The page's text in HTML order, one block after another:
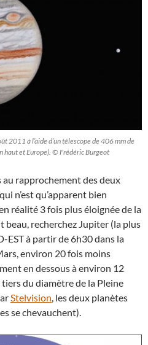
2011 à l’aide d’un télescope de 406 mm de
haut et Europe). © Frédéric Burgeot
rapprochement des deux
n’est qu’apparent bien
réalité 3 fois plus éloignée de la
beau, recherchez Jupiter (la plus
EST à partir de 6h30 dans la
environ 20 fois moins
en dessous à environ 12
tiers du diamètre de la Pleine
Stelvision , les deux planètes
se chevauchent).